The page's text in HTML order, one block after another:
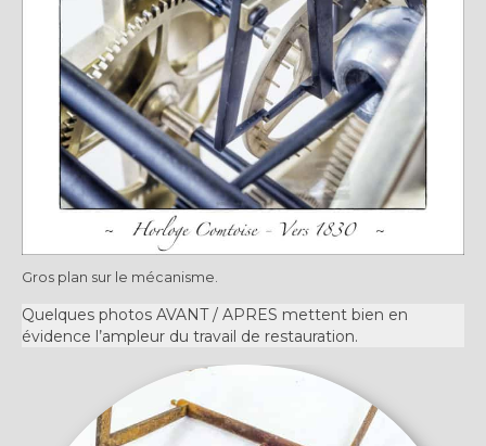
Gros plan sur le mécanisme.
Quelques photos AVANT / APRES mettent bien en
évidence l’ampleur du travail de restauration.